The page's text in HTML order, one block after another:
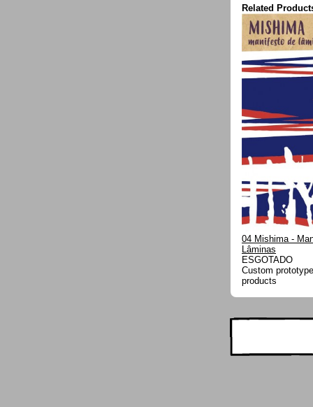
Related
04 Mishima -
Lâminas
ESGOTADO
Custom
products